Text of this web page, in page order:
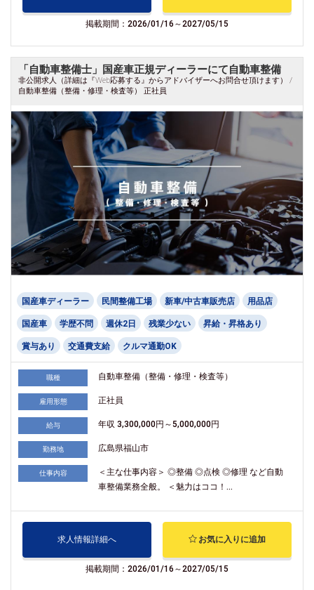
掲載期間：2026/01/16～2027/05/15
「自動車整備士」国産車正規ディーラーにて自動車整備
非公開求人（詳細は『Web応募する』からアドバイザーへお問合せ頂けます） /
自動車整備（整備・修理・検査等） 正社員
国産車ディーラー 民間整備工場 新車/中古車販売店 用品店
国産車 学歴不問 週休2日 残業少ない 昇給・昇格あり
賞与あり 交通費支給 クルマ通勤OK
職種 自動車整備（整備・修理・検査等）
雇用形態 正社員
給与 年収 3,300,000円～5,000,000円
勤務地 広島県福山市
仕事内容
＜主な仕事内容＞ ◎整備 ◎点検 ◎修理 など自動
車整備業務全般。 ＜魅力はココ！...
求人情報詳細へ お気に入りに追加
掲載期間：2026/01/16～2027/05/15